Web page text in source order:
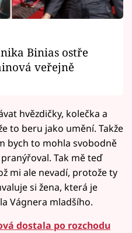
Binias ostře
veřejně
hvězdičky, kolečka a
to beru jako umění. Takže
bych to mohla svobodně
Tak mě teď
mi ale nevadí, protože ty
si žena, která je
Vágnera mladšího.
dostala po rozchodu